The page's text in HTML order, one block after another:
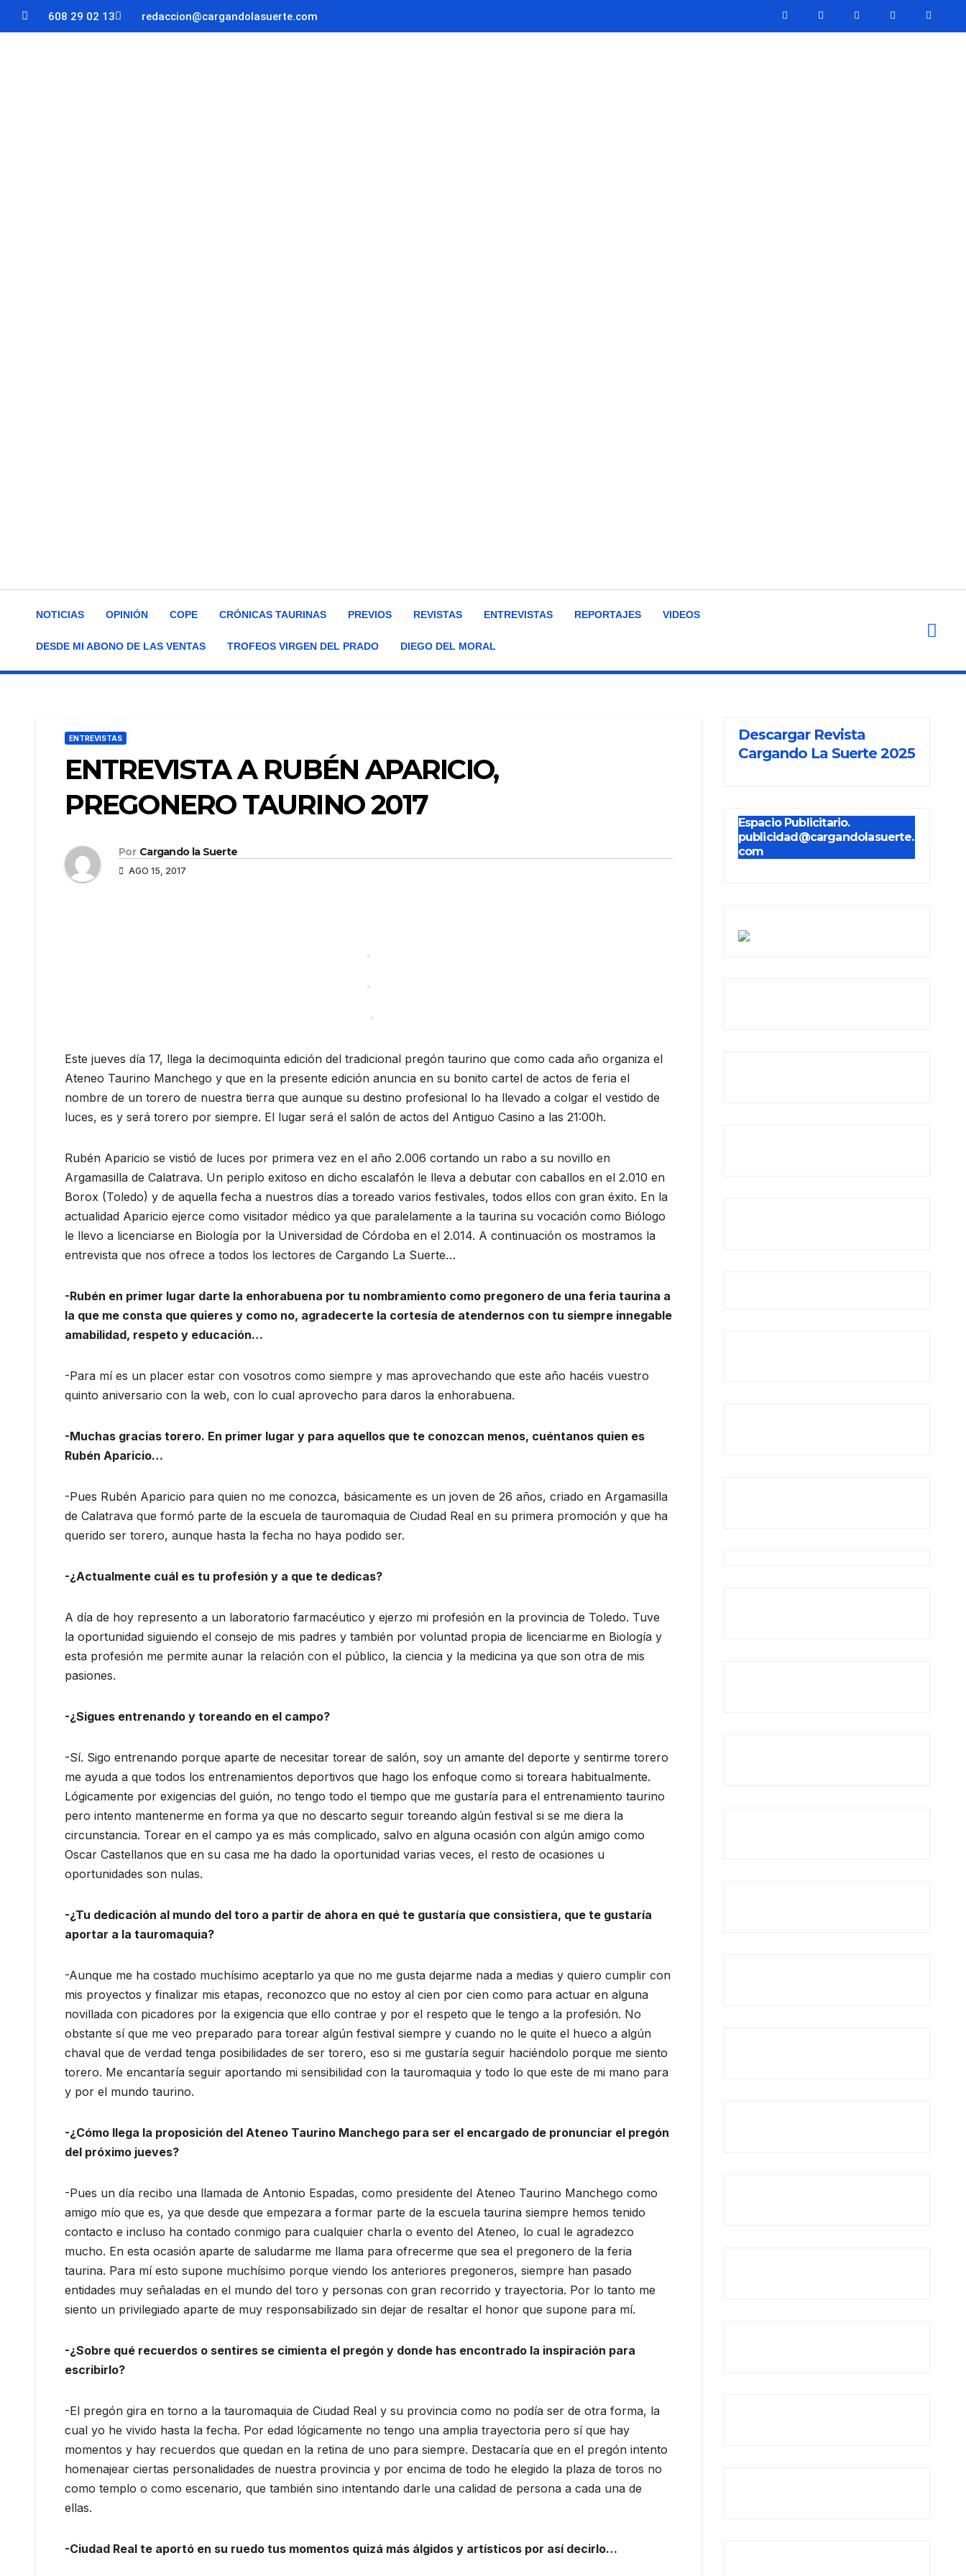
608 29 02 13 redaccion@cargandolasuerte.com
NOTICIAS OPINIÓN COPE CRÓNICAS TAURINAS PREVIOS REVISTAS ENTREVISTAS REPORTAJES VIDEOS
DESDE MI ABONO DE LAS VENTAS TROFEOS VIRGEN DEL PRADO DIEGO DEL MORAL
ENTREVISTAS
ENTREVISTA A RUBÉN APARICIO,
PREGONERO TAURINO 2017
Por Cargando la Suerte
AGO 15, 2017
Este jueves día 17, llega la decimoquinta edición del tradicional pregón taurino que como cada año organiza el
Ateneo Taurino Manchego y que en la presente edición anuncia en su bonito cartel de actos de feria el
nombre de un torero de nuestra tierra que aunque su destino profesional lo ha llevado a colgar el vestido de
luces, es y será torero por siempre. El lugar será el salón de actos del Antiguo Casino a las 21:00h.
Rubén Aparicio se vistió de luces por primera vez en el año 2.006 cortando un rabo a su novillo en
Argamasilla de Calatrava. Un periplo exitoso en dicho escalafón le lleva a debutar con caballos en el 2.010 en
Borox (Toledo) y de aquella fecha a nuestros días a toreado varios festivales, todos ellos con gran éxito. En la
actualidad Aparicio ejerce como visitador médico ya que paralelamente a la taurina su vocación como Biólogo
le llevo a licenciarse en Biología por la Universidad de Córdoba en el 2.014. A continuación os mostramos la
entrevista que nos ofrece a todos los lectores de Cargando La Suerte…
-Rubén en primer lugar darte la enhorabuena por tu nombramiento como pregonero de una feria taurina a
la que me consta que quieres y como no, agradecerte la cortesía de atendernos con tu siempre innegable
amabilidad, respeto y educación…
-Para mí es un placer estar con vosotros como siempre y mas aprovechando que este año hacéis vuestro
quinto aniversario con la web, con lo cual aprovecho para daros la enhorabuena.
-Muchas gracias torero. En primer lugar y para aquellos que te conozcan menos, cuéntanos quien es
Rubén Aparicio…
-Pues Rubén Aparicio para quien no me conozca, básicamente es un joven de 26 años, criado en Argamasilla
de Calatrava que formó parte de la escuela de tauromaquia de Ciudad Real en su primera promoción y que ha
querido ser torero, aunque hasta la fecha no haya podido ser.
-¿Actualmente cuál es tu profesión y a que te dedicas?
A día de hoy represento a un laboratorio farmacéutico y ejerzo mi profesión en la provincia de Toledo. Tuve
la oportunidad siguiendo el consejo de mis padres y también por voluntad propia de licenciarme en Biología y
esta profesión me permite aunar la relación con el público, la ciencia y la medicina ya que son otra de mis
pasiones.
-¿Sigues entrenando y toreando en el campo?
-Sí. Sigo entrenando porque aparte de necesitar torear de salón, soy un amante del deporte y sentirme torero
me ayuda a que todos los entrenamientos deportivos que hago los enfoque como si toreara habitualmente.
Lógicamente por exigencias del guión, no tengo todo el tiempo que me gustaría para el entrenamiento taurino
pero intento mantenerme en forma ya que no descarto seguir toreando algún festival si se me diera la
circunstancia. Torear en el campo ya es más complicado, salvo en alguna ocasión con algún amigo como
Oscar Castellanos que en su casa me ha dado la oportunidad varias veces, el resto de ocasiones u
oportunidades son nulas.
-¿Tu dedicación al mundo del toro a partir de ahora en qué te gustaría que consistiera, que te gustaría
aportar a la tauromaquia?
-Aunque me ha costado muchísimo aceptarlo ya que no me gusta dejarme nada a medias y quiero cumplir con
mis proyectos y finalizar mis etapas, reconozco que no estoy al cien por cien como para actuar en alguna
novillada con picadores por la exigencia que ello contrae y por el respeto que le tengo a la profesión. No
obstante sí que me veo preparado para torear algún festival siempre y cuando no le quite el hueco a algún
chaval que de verdad tenga posibilidades de ser torero, eso si me gustaría seguir haciéndolo porque me siento
torero. Me encantaría seguir aportando mi sensibilidad con la tauromaquia y todo lo que este de mi mano para
y por el mundo taurino.
-¿Cómo llega la proposición del Ateneo Taurino Manchego para ser el encargado de pronunciar el pregón
del próximo jueves?
-Pues un día recibo una llamada de Antonio Espadas, como presidente del Ateneo Taurino Manchego como
amigo mío que es, ya que desde que empezara a formar parte de la escuela taurina siempre hemos tenido
contacto e incluso ha contado conmigo para cualquier charla o evento del Ateneo, lo cual le agradezco
mucho. En esta ocasión aparte de saludarme me llama para ofrecerme que sea el pregonero de la feria
taurina. Para mí esto supone muchísimo porque viendo los anteriores pregoneros, siempre han pasado
entidades muy señaladas en el mundo del toro y personas con gran recorrido y trayectoria. Por lo tanto me
siento un privilegiado aparte de muy responsabilizado sin dejar de resaltar el honor que supone para mí.
-¿Sobre qué recuerdos o sentires se cimienta el pregón y donde has encontrado la inspiración para
escribirlo?
-El pregón gira en torno a la tauromaquia de Ciudad Real y su provincia como no podía ser de otra forma, la
cual yo he vivido hasta la fecha. Por edad lógicamente no tengo una amplia trayectoria pero sí que hay
momentos y hay recuerdos que quedan en la retina de uno para siempre. Destacaría que en el pregón intento
homenajear ciertas personalidades de nuestra provincia y por encima de todo he elegido la plaza de toros no
como templo o como escenario, que también sino intentando darle una calidad de persona a cada una de
ellas.
-Ciudad Real te aportó en su ruedo tus momentos quizá más álgidos y artísticos por así decirlo…
Descargar Revista
Cargando La Suerte 2025
Espacio Publicitario.
publicidad@cargandolasuerte.
com